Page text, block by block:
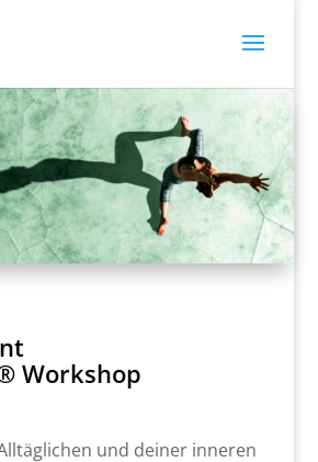
Workshop
und deiner inneren